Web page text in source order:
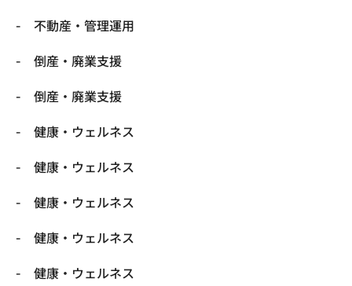
不動産・管理運用
倒産・廃業支援
倒産・廃業支援
健康・ウェルネス
健康・ウェルネス
健康・ウェルネス
健康・ウェルネス
健康・ウェルネス